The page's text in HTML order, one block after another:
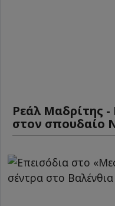
Ρεάλ Μαδρίτης
στον σπουδαίο